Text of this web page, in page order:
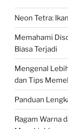
Neon Tetra:
Memahami
Biasa Terjadi
Mengenal
dan Tips
Panduan
Ragam Warna